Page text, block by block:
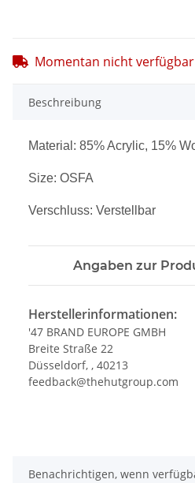
Momentan nicht verfügbar
Beschreibung
Material: 85% Acrylic, 15%
Size: OSFA
Verschluss: Verstellbar
Angaben zur
Herstellerinformationen:
'47 BRAND EUROPE GMBH
Breite Straße 22
Düsseldorf, , 40213
feedback@thehutgroup.com
Benachrichtigen, wenn